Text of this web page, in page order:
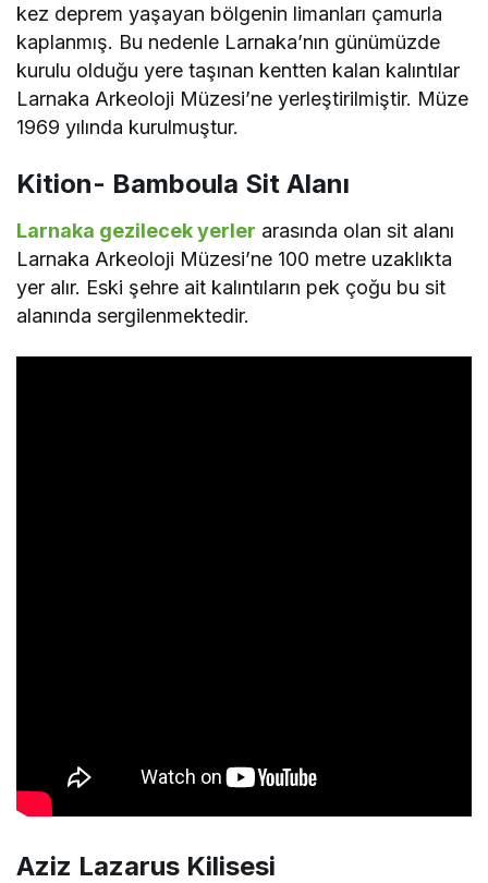
kez deprem yaşayan bölgenin limanları çamurla
kaplanmış. Bu nedenle Larnaka’nın günümüzde
kurulu olduğu yere taşınan kentten kalan kalıntılar
Larnaka Arkeoloji Müzesi’ne yerleştirilmiştir. Müze
1969 yılında kurulmuştur.
Kition- Bamboula Sit Alanı
Larnaka gezilecek yerler arasında olan sit alanı
Larnaka Arkeoloji Müzesi’ne 100 metre uzaklıkta
yer alır. Eski şehre ait kalıntıların pek çoğu bu sit
alanında sergilenmektedir.
Aziz Lazarus Kilisesi